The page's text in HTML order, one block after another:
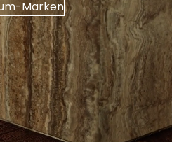
Marken